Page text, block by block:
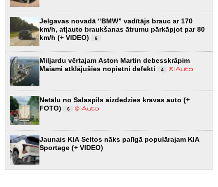
Jelgavas novadā “BMW” vadītājs brauc ar 170
km/h, atļauto braukšanas ātrumu pārkāpjot par 80
km/h (+ VIDEO)
6
Miljardu vērtajam Aston Martin debesskrāpim
Maiami atklājušies nopietni defekti
4
Netālu no Salaspils aizdedzies kravas auto (+
FOTO)
6
Jaunais KIA Seltos nāks palīgā populārajam KIA
Sportage (+ VIDEO)